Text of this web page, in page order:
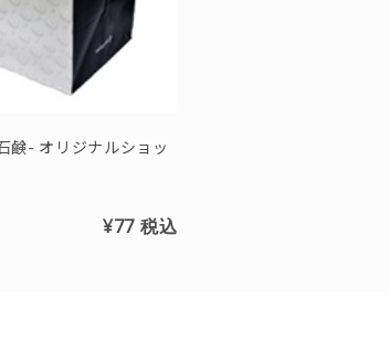
鹸- オリジナルショッ
¥77税込